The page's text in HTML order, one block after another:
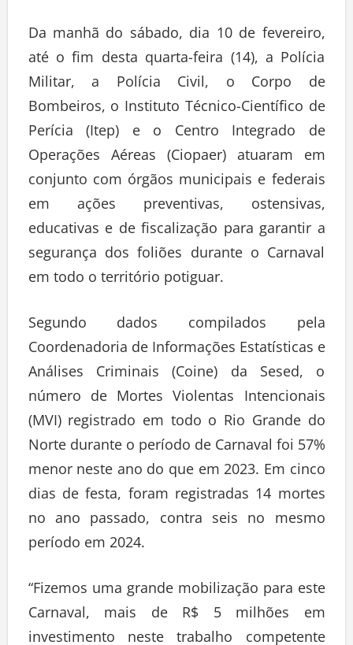
Da manhã do sábado, dia 10 de fevereiro,
até o fim desta quarta-feira (14), a Polícia
Militar, a Polícia Civil, o Corpo de
Bombeiros, o Instituto Técnico-Científico de
Perícia (Itep) e o Centro Integrado de
Operações Aéreas (Ciopaer) atuaram em
conjunto com órgãos municipais e federais
em ações preventivas, ostensivas,
educativas e de fiscalização para garantir a
segurança dos foliões durante o Carnaval
em todo o território potiguar.
Segundo dados compilados pela
Coordenadoria de Informações Estatísticas e
Análises Criminais (Coine) da Sesed, o
número de Mortes Violentas Intencionais
(MVI) registrado em todo o Rio Grande do
Norte durante o período de Carnaval foi 57%
menor neste ano do que em 2023. Em cinco
dias de festa, foram registradas 14 mortes
no ano passado, contra seis no mesmo
período em 2024.
“Fizemos uma grande mobilização para este
Carnaval, mais de R$ 5 milhões em
investimento neste trabalho competente